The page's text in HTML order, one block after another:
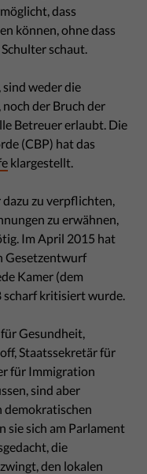
dass
können, ohne dass
schaut.
weder die
der Bruch der
Betreuer erlaubt. Die
(CBP) hat das
klargestellt.
zu verpflichten,
zu erwähnen,
Im April 2015 hat
Gesetzentwurf
Kamer (dem
scharf kritisiert wurde.
Gesundheit,
Staatssekretär für
für Immigration
sind aber
demokratischen
sie sich am Parlament
die
den lokalen